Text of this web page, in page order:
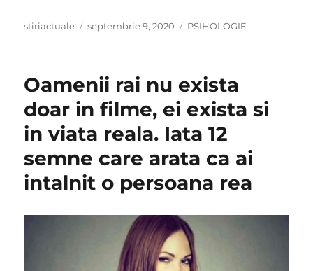
Author
stiriactuale
Posted
septembrie 9, 2020 Categories
PSIHOLOGIE
Oamenii rai nu exista
doar in filme, ei exista si
in viata reala. Iata 12
semne care arata ca ai
intalnit o persoana rea